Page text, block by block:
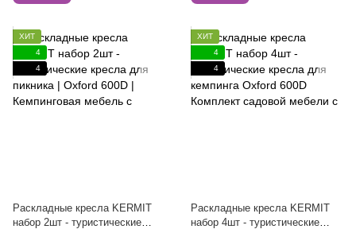
ХИТ
4
4
Раскладные кресла KERMIT
набор 2шт - туристические
ХИТ
4
4
Раскладные кресла KERMIT
набор 4шт - туристические